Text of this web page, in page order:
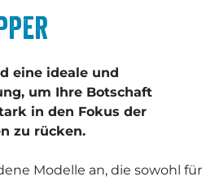
eine ideale und
um Ihre Botschaft
in den Fokus der
zu rücken.
Modelle an, die sowohl für